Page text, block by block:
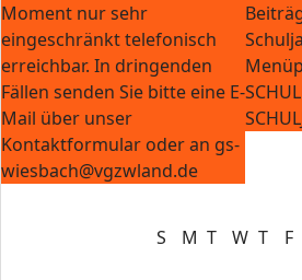
Moment nur sehr
eingeschränkt telefonisch
erreichbar. In dringenden
Fällen senden Sie bitte eine E-
Mail über unser
Kontaktformular oder an gs-
wiesbach@vgzwland.de
S M T W T F